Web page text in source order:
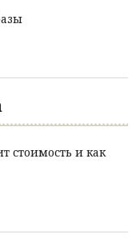
стоимость и как